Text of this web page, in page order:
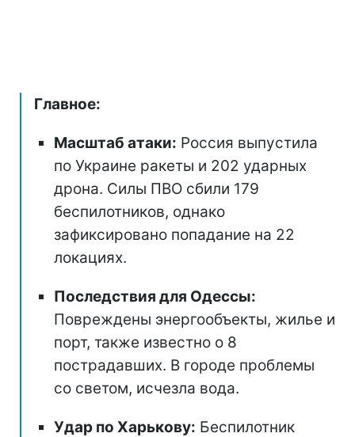
Главное:
Масштаб атаки: Россия выпустила
по Украине ракеты и 202 ударных
дрона. Силы ПВО сбили 179
беспилотников, однако
зафиксировано попадание на 22
локациях.
Последствия для Одессы:
Повреждены энергообъекты, жилье и
порт, также известно о 8
пострадавших. В городе проблемы
со светом, исчезла вода.
Удар по Харькову: Беспилотник